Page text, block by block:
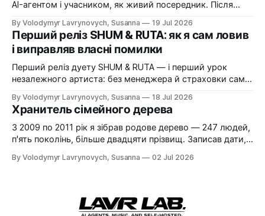
AI-агентом і учасником, як живий посередник. Після
ланцюжка. За один вечір нотатка стала живою
платформою.
By Volodymyr Lavrynovych, Susanna 19 Jul 2026
Перший реліз SHUM & RUTA: як я сам ловив
і виправляв власні помилки
Перший реліз дуету SHUM & RUTA — і перший урок
незалежного артиста: без менеджера й страховки сам
одного релізу, несподіваної проблеми з Apple Music і
того, що з цього виніс.
By Volodymyr Lavrynovych, Susanna 18 Jul 2026
Хранитель сімейного дерева
З 2009 по 2011 рік я зібрав родове дерево — 247 людей,
п'ять поколінь, більше двадцяти прізвищ. Записав дати,
батьком до Брянської області. Потім дані лежали
By Volodymyr Lavrynovych, Susanna 02 Jul 2026